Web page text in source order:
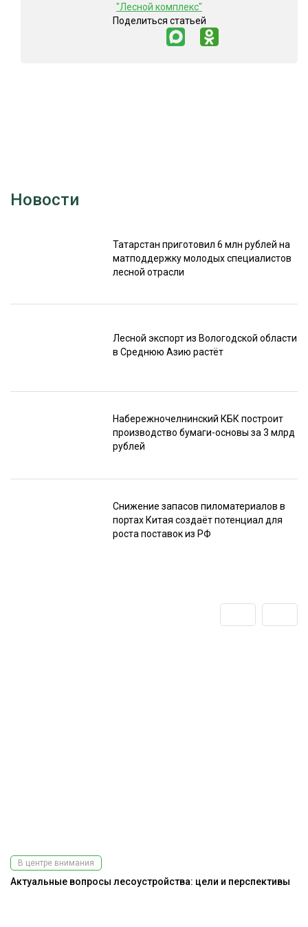
"Лесной комплекс"
Поделиться статьей
Новости
Татарстан приготовил 6 млн рублей на
матподдержку молодых специалистов
лесной отрасли
Лесной экспорт из Вологодской области
в Среднюю Азию растёт
Набережночелнинский КБК построит
производство бумаги-основы за 3 млрд
рублей
Снижение запасов пиломатериалов в
портах Китая создаёт потенциал для
роста поставок из РФ
В центре внимания
Актуальные вопросы лесоустройства: цели и перспективы